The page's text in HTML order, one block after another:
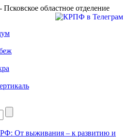
областное отделение